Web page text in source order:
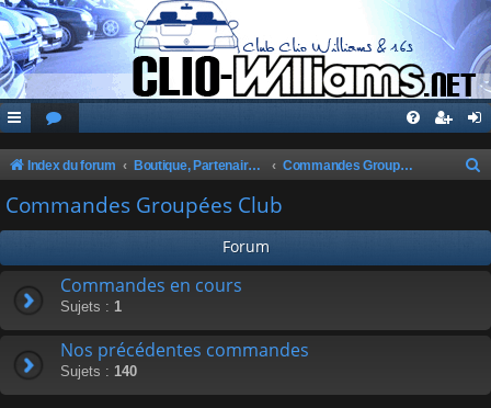
Index du forum Boutique, Partenaires, Petites Annonces, Commandes Groupées Commandes Groupées Club
e
Commandes Groupées Club
Forum
Commandes en cours
Sujets : 1
Nos précédentes commandes
Sujets : 140